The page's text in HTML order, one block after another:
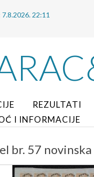
7.8.2026. 22:11
REZULTATI
I INFORMACIJE
br. 57